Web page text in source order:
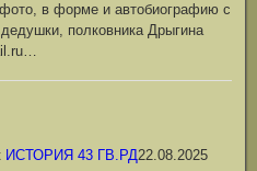
в форме и автобиографию с
полковника Дрыгина
ИСТОРИЯ 43 ГВ.РД22.08.2025